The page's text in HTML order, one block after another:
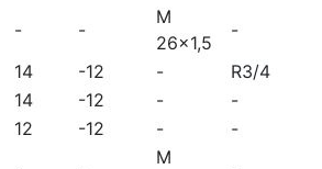
- -
M
26x1,5
-
14 -12 -
R3/4
14 -12 -
-
12 -12 -
-
M